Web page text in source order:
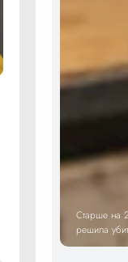
Старше на
решила